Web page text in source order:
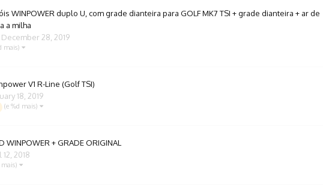
WINPOWER duplo U, com grade dianteira para GOLF MK7 TSI + grade dianteira + ar de
a milha
December 28, 2019
mais)
V1 R-Line (Golf TSI)
18, 2019
(e %d mais)
WINPOWER + GRADE ORIGINAL
12, 2018
mais)